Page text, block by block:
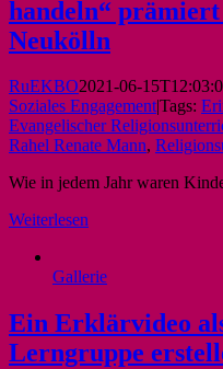
handeln“
Neukölln
RuEKBO2021-06-
Soziales Engagement|Tags:
Evangelischer
Rahel Renate Mann,
Wie in jedem Jahr waren
Weiterlesen
Gallerie
Ein Erklärvideo
Lerngruppe